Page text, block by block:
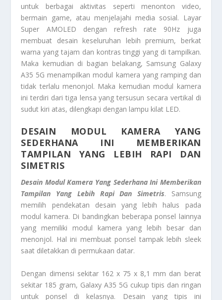
untuk berbagai aktivitas seperti menonton video,
bermain game, atau menjelajahi media sosial. Layar
Super AMOLED dengan refresh rate 90Hz juga
membuat desain keseluruhan lebih premium, berkat
warna yang tajam dan kontras tinggi yang di tampilkan.
Maka kemudian di bagian belakang, Samsung Galaxy
A35 5G menampilkan modul kamera yang ramping dan
tidak terlalu menonjol. Maka kemudian modul kamera
ini terdiri dari tiga lensa yang tersusun secara vertikal di
sudut kiri atas, dilengkapi dengan lampu kilat LED.
DESAIN MODUL KAMERA YANG
SEDERHANA INI MEMBERIKAN
TAMPILAN YANG LEBIH RAPI DAN
SIMETRIS
Desain Modul Kamera Yang Sederhana Ini Memberikan
Tampilan Yang Lebih Rapi Dan Simetris. Samsung
memilih pendekatan desain yang lebih halus pada
modul kamera. Di bandingkan beberapa ponsel lainnya
yang memiliki modul kamera yang lebih besar dan
menonjol. Hal ini membuat ponsel tampak lebih sleek
saat diletakkan di permukaan datar.
Dengan dimensi sekitar 162 x 75 x 8,1 mm dan berat
sekitar 185 gram, Galaxy A35 5G cukup tipis dan ringan
untuk ponsel di kelasnya. Desain yang tipis ini